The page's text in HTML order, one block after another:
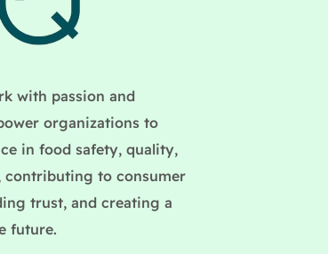
with passion and
organizations to
in food safety, quality,
contributing to consumer
trust, and creating a
future.